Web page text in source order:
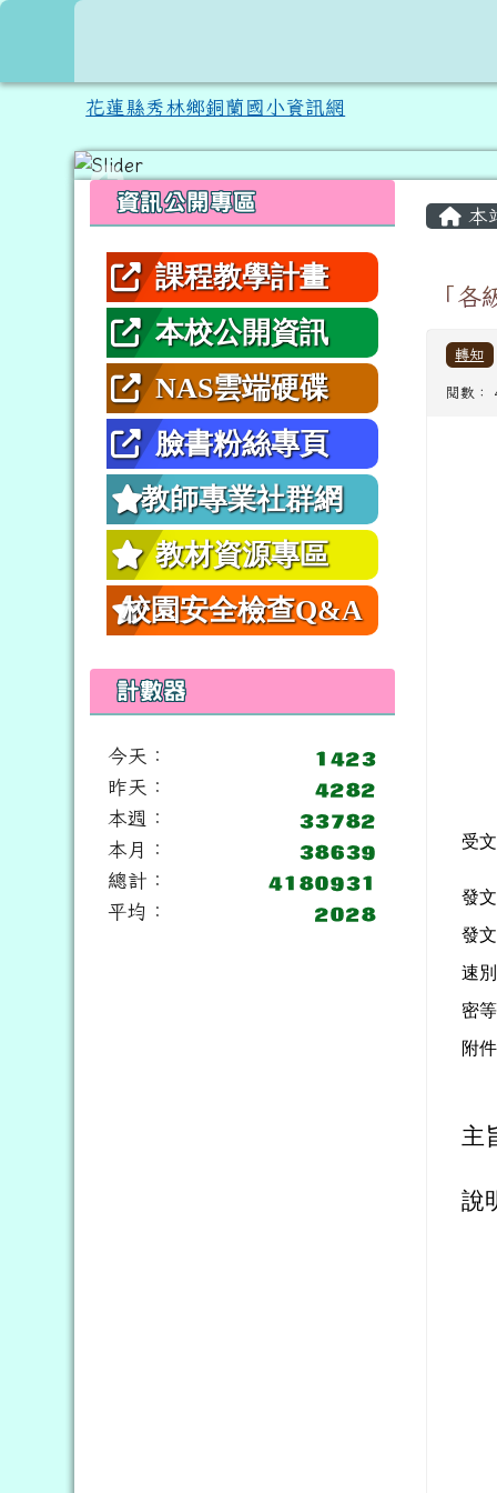
跳至主內容區
花蓮縣秀林鄉銅蘭國小資訊網
左邊區域內容
資訊公開專區
課程教學計畫
本校公開資訊
NAS雲端硬碟
臉書粉絲專頁
教師專業社群網
教材資源專區
校園安全檢查Q&A
計數器
今天：
昨天：
本週：
本月：
總計：
平均：
主本
「
轉知
閱數：
受
發
發
速
密
附
主
說
頁尾區域